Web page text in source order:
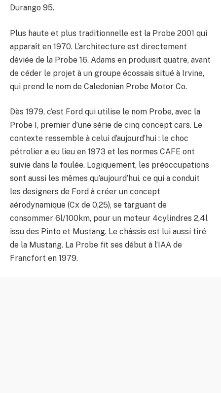
Durango 95.
Plus haute et plus traditionnelle est la Probe 2001 qui
apparaît en 1970. L’architecture est directement
déviée de la Probe 16. Adams en produisit quatre, avant
de céder le projet à un groupe écossais situé à Irvine,
qui prend le nom de Caledonian Probe Motor Co.
Dès 1979, c’est Ford qui utilise le nom Probe, avec la
Probe I, premier d’une série de cinq concept cars. Le
contexte ressemble à celui d’aujourd’hui : le choc
pétrolier a eu lieu en 1973 et les normes CAFE ont
suivie dans la foulée. Logiquement, les préoccupations
sont aussi les mêmes qu’aujourd’hui, ce qui a conduit
les designers de Ford à créer un concept
aérodynamique (Cx de 0,25), se targuant de
consommer 6l/100km, pour un moteur 4cylindres 2,4l
issu des Pinto et Mustang. Le châssis est lui aussi tiré
de la Mustang. La Probe fit ses début à l’IAA de
Francfort en 1979.